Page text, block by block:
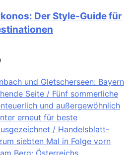
Der Style-Guide für
und Gletscherseen: Bayern
Seite / Fünf sommerliche
und außergewöhnlich
erneut für beste
/ Handelsblatt-
siebten Mal in Folge vorn